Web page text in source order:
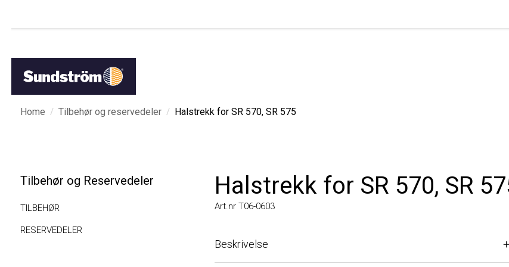
Home / Tilbehør og reservedeler / Halstrekk for SR 570, SR 575
Tilbehør og Reservedeler
TILBEHØR
RESERVEDELER
Halstrekk for SR 570, SR 575
Art.nr T06-0603
Beskrivelse